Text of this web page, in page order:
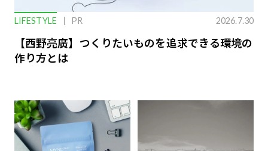
LIFESTYLE PR 2026.7.30
【西野亮廣】つくりたいものを追求できる環境の
作り方とは